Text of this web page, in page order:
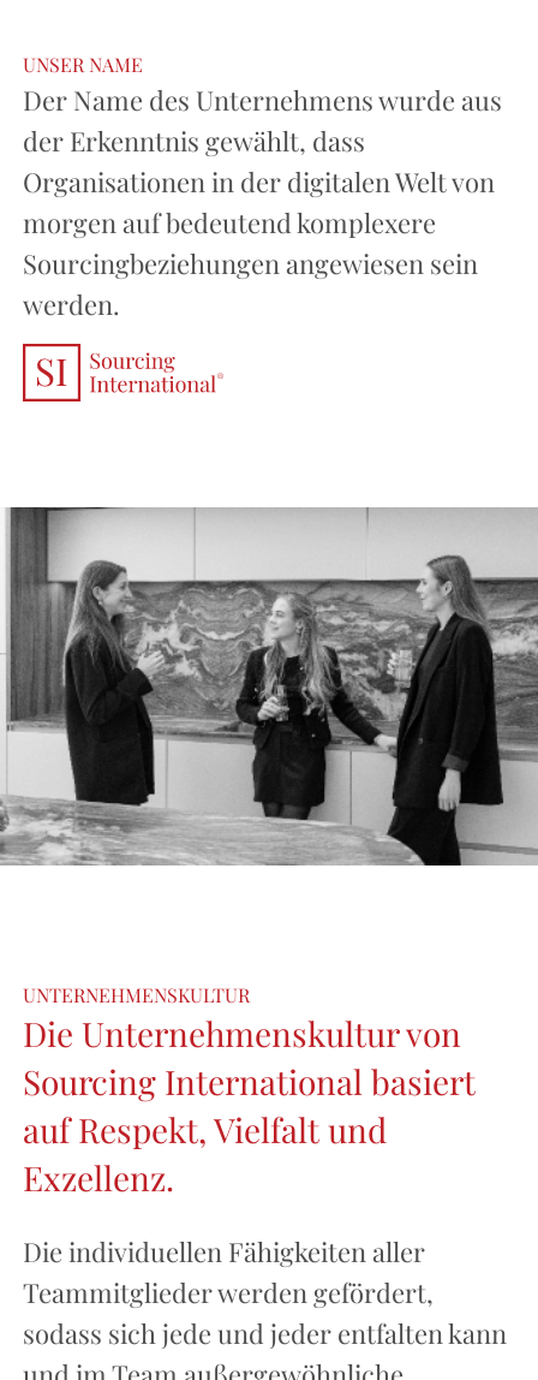
UNSER NAME
Der Name des Unternehmens wurde aus
der Erkenntnis gewählt, dass
Organisationen in der digitalen Welt von
morgen auf bedeutend komplexere
Sourcingbeziehungen angewiesen sein
werden.
UNTERNEHMENSKULTUR
Die Unternehmenskultur von
Sourcing International basiert
auf Respekt, Vielfalt und
Exzellenz.
Die individuellen Fähigkeiten aller
Teammitglieder werden gefördert,
sodass sich jede und jeder entfalten kann